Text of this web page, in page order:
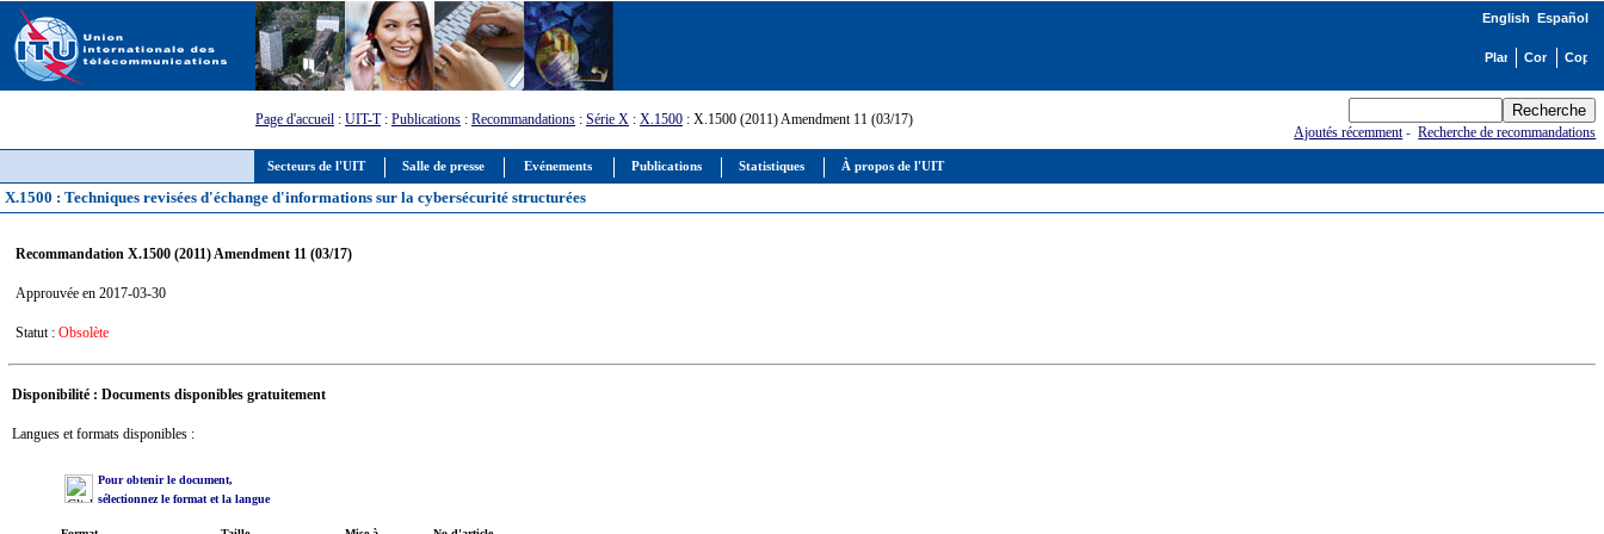
Secteurs de l'UIT Salle de presse Evénements Publications Statistiques À propos de l'UIT
English Español
Page d'accueil : UIT-T: Publications : Recommandations : Série X : X.1500 : X.1500 (2011) Amendment 11 (03/17)
Ajoutés récemment-Recherche de recommandations
X.1500 : Techniques revisées d'échange d'informations sur la cybersécurité structurées
Recommandation X.1500 (2011) Amendment 11 (03/17)
Approuvée en 2017-03-30
Statut : Obsolète
Disponibilité : Documents disponibles gratuitement
Langues et formats disponibles :
Pour obtenir le document,
sélectionnez le format et la langue